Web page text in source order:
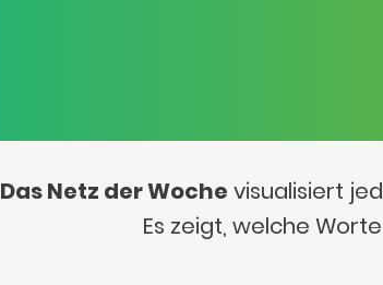
Das Netz der Woche visualisiert
Es zeigt, welche